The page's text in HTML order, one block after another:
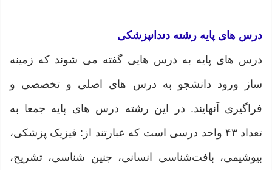
درس های پایه رشته دندانپزشکی
درس های پایه به درس هایی گفته می شوند که زمینه
ساز ورود دانشجو به درس های اصلی و تخصصی و
فراگیری آنهایند. در این رشته درس های پایه جمعا به
تعداد ۴۳ واحد درسی است که عبارتند از: فیزیک پزشکی،
بیوشیمی، بافت‌شناسی انسانی، جنین شناسی، تشریح،